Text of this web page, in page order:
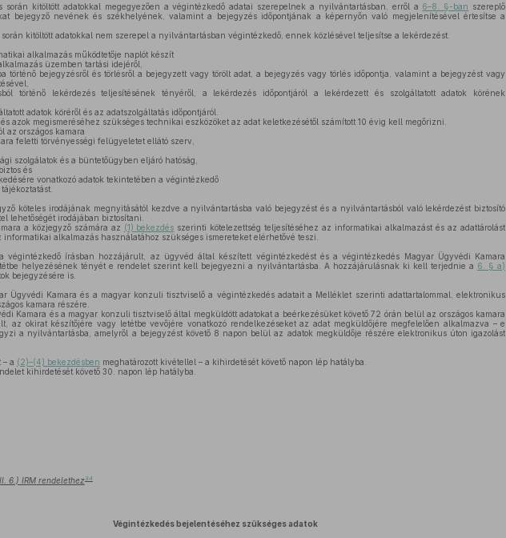
során kitöltött adatokkal megegyezően a végintézkedő adatai szerepelnek a nyilvántartásban, erről a 6–8. §-ban szereplő
bejegyző nevének és székhelyének, valamint a bejegyzés időpontjának a képernyőn való megjelenítésével értesítse a
kitöltött adatokkal nem szerepel a nyilvántartásban végintézkedő, ennek közlésével teljesítse a lekérdezést.
alkalmazás működtetője naplót készít
üzemben tartási idejéről,
történő bejegyzésről és törlésről a bejegyzett vagy törölt adat, a bejegyzés vagy törlés időpontja, valamint a bejegyzést vagy
történő lekérdezés teljesítésének tényéről, a lekérdezés időpontjáról a lekérdezett és szolgáltatott adatok körének
adatok köréről és az adatszolgáltatás időpontjáról.
azok megismeréséhez szükséges technikai eszközöket az adat keletkezésétől számított 10 évig kell megőrizni.
az országos kamara
feletti törvényességi felügyeletet ellátó szerv,
szolgálatok és a büntetőügyben eljáró hatóság,
és
vonatkozó adatok tekintetében a végintézkedő
köteles irodájának megnyitásától kezdve a nyilvántartásba való bejegyzést és a nyilvántartásból való lekérdezést biztosító
lehetőségét irodájában biztosítani.
a közjegyző számára az (1) bekezdés szerinti kötelezettség teljesítéséhez az informatikai alkalmazást és az adattárolást
informatikai alkalmazás használatához szükséges ismereteket elérhetővé teszi.
végintézkedő írásban hozzájárult, az ügyvéd által készített végintézkedést és a végintézkedés Magyar Ügyvédi Kamara
helyezésének tényét e rendelet szerint kell bejegyezni a nyilvántartásba. A hozzájárulásnak ki kell terjednie a 6. § a)
bejegyzésére is.
Ügyvédi Kamara és a magyar konzuli tisztviselő a végintézkedés adatait a Melléklet szerinti adattartalommal, elektronikus
kamara részére.
Kamara és a magyar konzuli tisztviselő által megküldött adatokat a beérkezésüket követő 72 órán belül az országos kamara
az okirat készítőjére vagy letétbe vevőjére vonatkozó rendelkezéseket az adat megküldőjére megfelelően alkalmazva – e
a nyilvántartásba, amelyről a bejegyzést követő 8 napon belül az adatok megküldője részére elektronikus úton igazolást
– a (2)–(4) bekezdésben meghatározott kivétellel – a kihirdetését követő napon lép hatályba.
kihirdetését követő 30. napon lép hatályba.
6.) IRM rendelethez 34
Végintézkedés bejelentéséhez szükséges adatok